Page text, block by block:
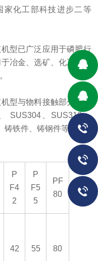
家化工部科技进步二等
型已广泛应用于磷肥行
冶金、选矿、化工、制
型与物料接触部分材质
SUS304、SUS316、
铁件、铸钢件等。
P
F4
2
P
F5
5
PF
80
42 55 80